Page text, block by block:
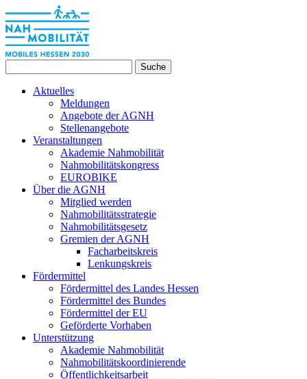
Suche
Aktuelles
Meldungen
Angebote der AGNH
Stellenangebote
Veranstaltungen
Akademie Nahmobilität
Nahmobilitätskongress
EUROBIKE
Über die AGNH
Mitglied werden
Nahmobilitätsstrategie
Nahmobilitätsgesetz
Gremien der AGNH
Facharbeitskreis
Lenkungskreis
Fördermittel
Fördermittel des Landes Hessen
Fördermittel des Bundes
Fördermittel der EU
Geförderte Vorhaben
Unterstützung
Akademie Nahmobilität
Nahmobilitätskoordinierende
Öffentlichkeitsarbeit